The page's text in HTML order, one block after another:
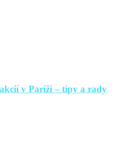
v Paríži – tipy a rady